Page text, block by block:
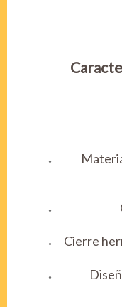
Cierre